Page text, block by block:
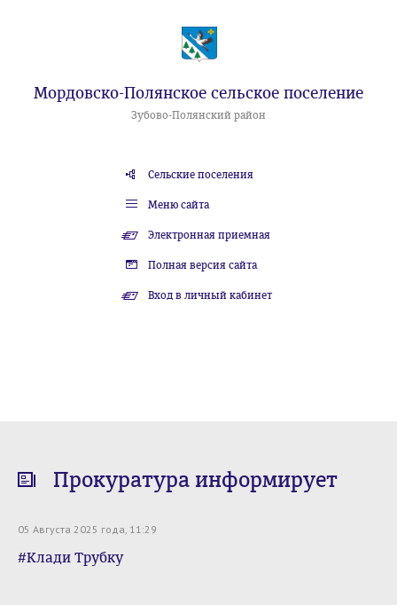
Мордовско-Полянское сельское поселение
Зубово-Полянский район
Сельские поселения
Меню сайта
Электронная приемная
Полная версия сайта
Вход в личный кабинет
Прокуратура информирует
05 Августа 2025 года, 11:29
#Клади Трубку